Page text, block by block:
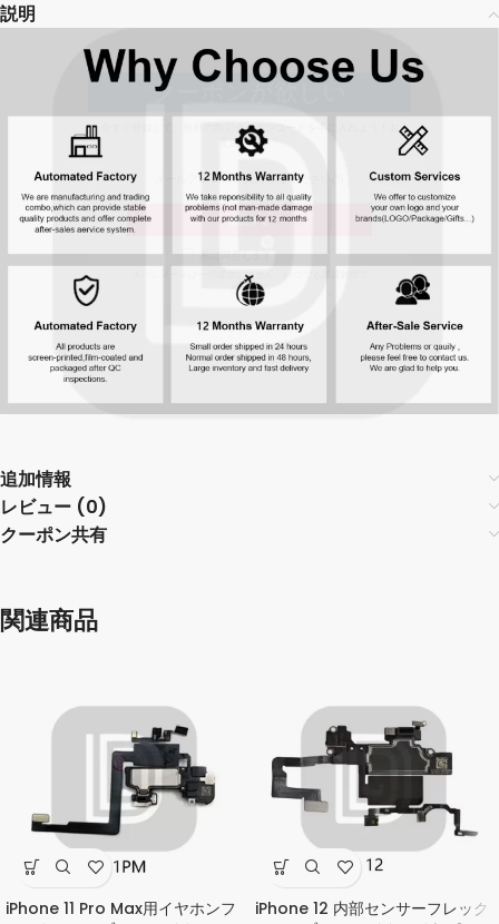
説明
追加情報
レビュー (0)
クーポン共有
関連商品
iPhone 11 Pro Max用イヤホンフ
iPhone 12 内部センサーフレック
クーポンが欲しい
見逃しなく！
私は同意します
スパムメールは一切送信しません。いつでも購読解除で
きます。.